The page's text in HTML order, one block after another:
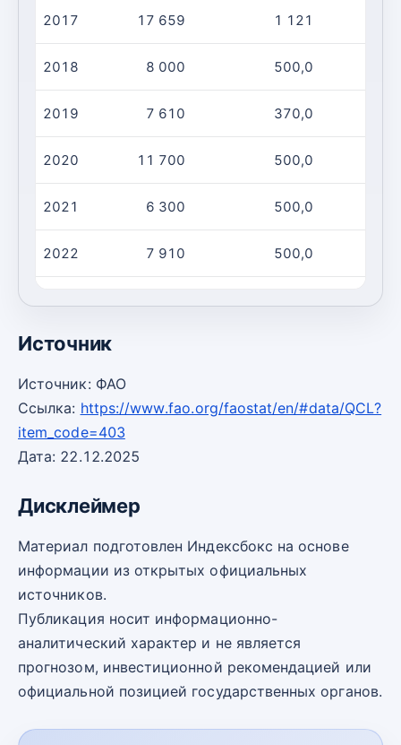
2017 17 659 1 121
2018 8 000 500,0
2019 7 610 370,0
2020 11 700 500,0
2021 6 300 500,0
2022 7 910 500,0
Источник
Источник: ФАО
Ссылка: https://www.fao.org/faostat/en/#data/QCL?
item_code=403
Дата: 22.12.2025
Дисклеймер
Материал подготовлен Индексбокс на основе
информации из открытых официальных
источников.
Публикация носит информационно-
аналитический характер и не является
прогнозом, инвестиционной рекомендацией или
официальной позицией государственных органов.